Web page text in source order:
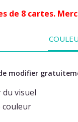
de 8 cartes.
modifier
visuel
couleur